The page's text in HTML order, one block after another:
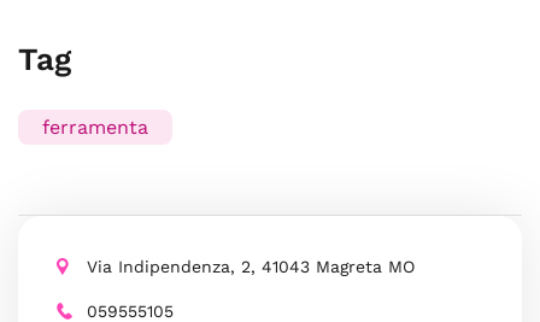
Tag
ferramenta
Via Indipendenza, 2, 41043 Magreta MO
059555105